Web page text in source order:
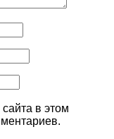
в этом